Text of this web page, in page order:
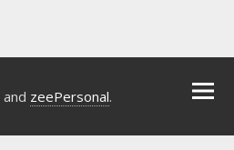
and zeePersonal.